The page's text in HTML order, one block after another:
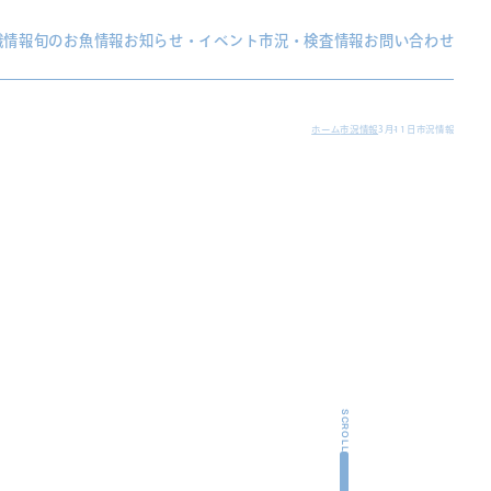
情報旬のお魚情報お知らせ・イベント市況・検査情報お問い合わせ
ホーム市況情報 3月11日市況情報
SCROLL